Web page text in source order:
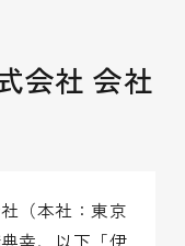
会社 会社
（本社：東京
幸、以下「伊